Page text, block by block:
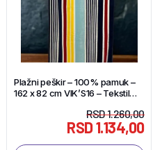
Plažni peškir – 100% pamuk –
162 x 82 cm VIK’S16 – Tekstil
RSD1.260,00
RSD1.134,00